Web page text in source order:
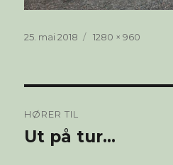
Publisert
25. mai 2018
Full
1280 × 960
HØRER TIL
Ut på tur…